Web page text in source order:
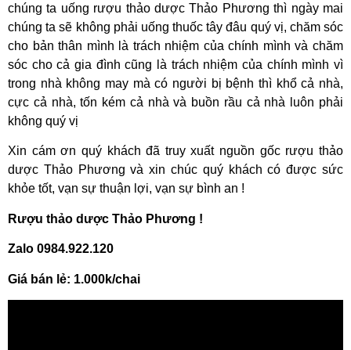
chúng ta uống rượu thảo dược Thảo Phương thì ngày mai
chúng ta sẽ không phải uống thuốc tây đâu quý vị, chăm sóc
cho bản thân mình là trách nhiệm của chính mình và chăm
sóc cho cả gia đình cũng là trách nhiệm của chính mình vì
trong nhà không may mà có người bị bệnh thì khổ cả nhà,
cực cả nhà, tốn kém cả nhà và buồn rầu cả nhà luôn phải
không quý vị
Xin cám ơn quý khách đã truy xuất nguồn gốc rượu thảo
dược Thảo Phương và xin chúc quý khách có được sức
khỏe tốt, vạn sự thuận lợi, vạn sự bình an !
Rượu thảo dược Thảo Phương !
Zalo 0984.922.120
Giá bán lẻ: 1.000k/chai